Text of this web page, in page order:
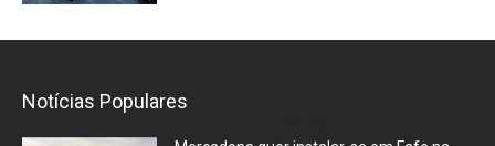
Notícias Populares